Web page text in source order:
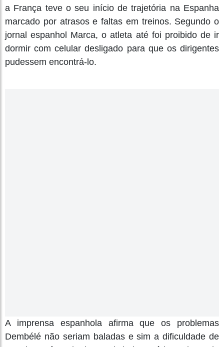
a França teve o seu início de trajetória na Espanha
marcado por atrasos e faltas em treinos. Segundo o
jornal espanhol Marca, o atleta até foi proibido de ir
dormir com celular desligado para que os dirigentes
pudessem encontrá-lo.
A imprensa espanhola afirma que os problemas
Dembélé não seriam baladas e sim a dificuldade de